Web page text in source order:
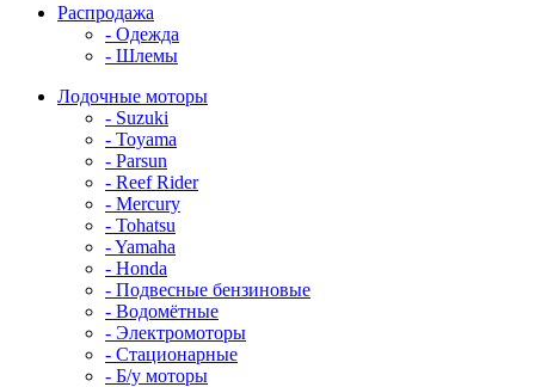
Распродажа
- Одежда
- Шлемы
Лодочные моторы
- Suzuki
- Toyama
- Parsun
- Reef Rider
- Mercury
- Tohatsu
- Yamaha
- Honda
- Подвесные бензиновые
- Водомётные
- Электромоторы
- Стационарные
- Б/у моторы